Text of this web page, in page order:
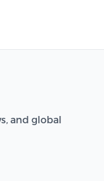
and global